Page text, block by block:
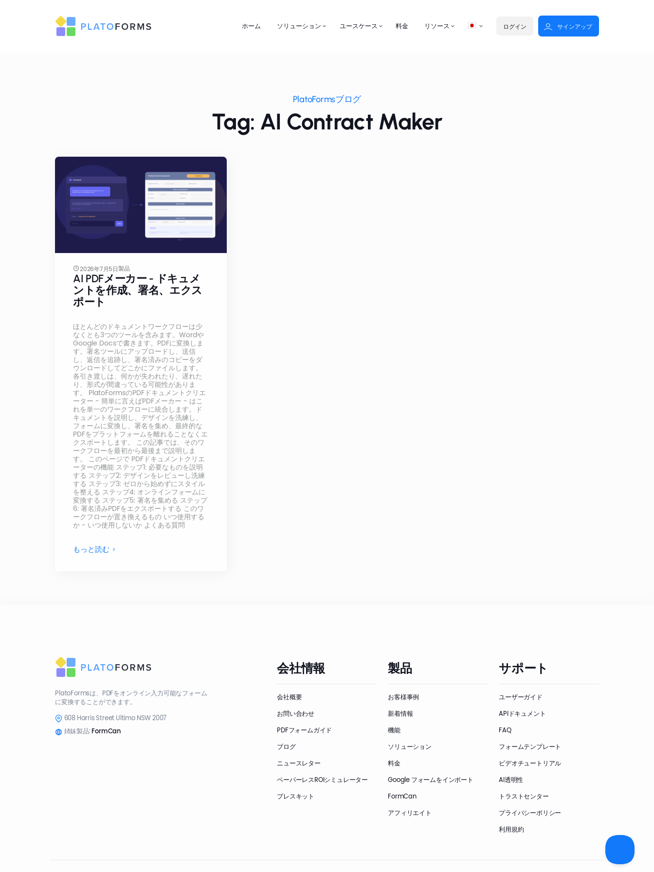
ホーム ソリューション ユースケース 料金 リソース ログイン サインアップ
PlatoFormsブログ
Tag: AI Contract Maker
2026年7月5日製品
AI PDFメーカー - ドキュメ
ントを作成、署名、エクス
ポート
ほとんどのドキュメントワークフローは少
なくとも3つのツールを含みます。Wordや
Google Docsで書きます。PDFに変換しま
す。署名ツールにアップロードし、送信
し、返信を追跡し、署名済みのコピーをダ
ウンロードしてどこかにファイルします。
各引き渡しは、何かが失われたり、遅れた
り、形式が間違っている可能性がありま
す。 PlatoFormsのPDFドキュメントクリエ
ーター - 簡単に言えばPDFメーカー - はこ
れを単一のワークフローに統合します。ド
キュメントを説明し、デザインを洗練し、
フォームに変換し、署名を集め、最終的な
PDFをプラットフォームを離れることなくエ
クスポートします。 この記事では、そのワ
ークフローを最初から最後まで説明しま
す。 このページで PDFドキュメントクリエ
ーターの機能 ステップ1: 必要なものを説明
する ステップ2: デザインをレビューし洗練
する ステップ3: ゼロから始めずにスタイル
を整える ステップ4: オンラインフォームに
変換する ステップ5: 署名を集める ステップ
6: 署名済みPDFをエクスポートする このワ
ークフローが置き換えるもの いつ使用する
か - いつ使用しないか よくある質問
もっと読む
PlatoFormsは、PDFをオンライン入力可能なフォーム
に変換することができます。
608 Harris Street Ultimo NSW 2007
姉妹製品: FormCan
会社情報
会社概要
お問い合わせ
PDFフォームガイド
ブログ
ニュースレター
ペーパーレスROIシミュレーター
プレスキット
製品
お客様事例
新着情報
機能
ソリューション
料金
Google フォームをインポート
FormCan
アフィリエイト
サポート
ユーザーガイド
APIドキュメント
FAQ
フォームテンプレート
ビデオチュートリアル
AI透明性
トラストセンター
プライバシーポリシー
利用規約